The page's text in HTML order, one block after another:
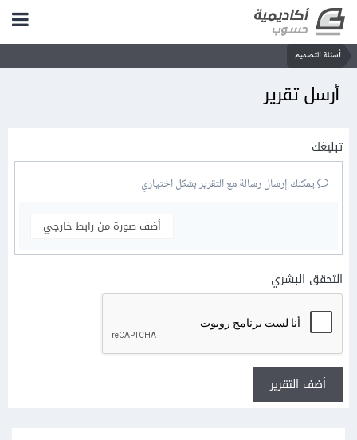
أسئلة التصميم
أرسل تقرير
تبليغك
يمكنك إرسال رسالة مع التقرير بشكل اختياري
أضف صورة من رابط خارجي
التحقق البشري
أضف التقرير